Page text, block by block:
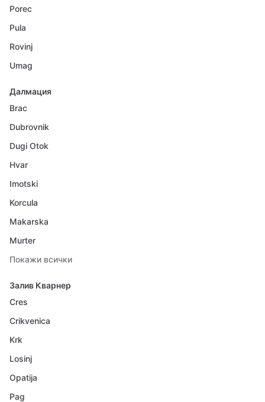
Porec
Pula
Rovinj
Umag
Далмация
Brac
Dubrovnik
Dugi Otok
Hvar
Imotski
Korcula
Makarska
Murter
Покажи всички
Залив Кварнер
Cres
Crikvenica
Krk
Losinj
Opatija
Pag